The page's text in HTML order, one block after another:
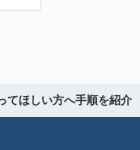
てほしい方へ手順を紹介